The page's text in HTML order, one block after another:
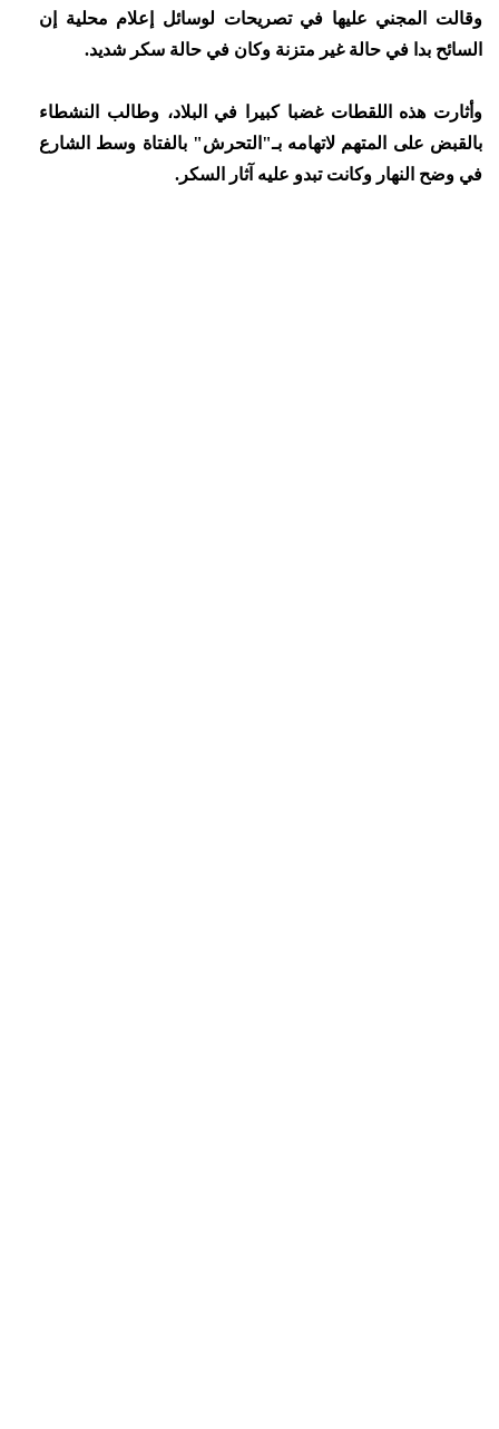
وقالت المجني عليها في تصريحات لوسائل إعلام محلية إن
السائح بدا في حالة غير متزنة وكان في حالة سكر شديد.
وأثارت هذه اللقطات غضبا كبيرا في البلاد، وطالب النشطاء
بالقبض على المتهم لاتهامه بـ"التحرش" بالفتاة وسط الشارع
في وضح النهار وكانت تبدو عليه آثار السكر.